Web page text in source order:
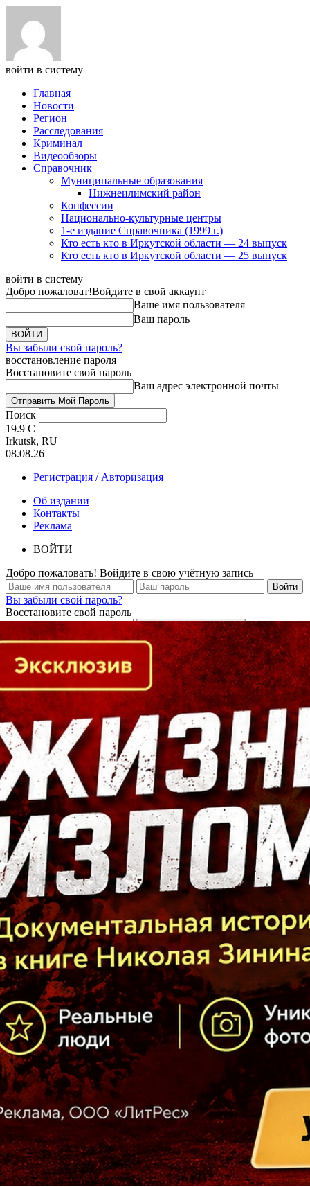
войти в систему
Главная
Новости
Регион
Расследования
Криминал
Видеообзоры
Справочник
Муниципальные образования
Нижнеилимский район
Конфессии
Национально-культурные центры
1-е издание Справочника (1999 г.)
Кто есть кто в Иркутской области — 24 выпуск
Кто есть кто в Иркутской области — 25 выпуск
войти в систему
Добро пожаловат!Войдите в свой аккаунт
Ваше имя пользователя
Ваш пароль
Вы забыли свой пароль?
восстановление пароля
Восстановите свой пароль
Ваш адрес электронной почты
Поиск
19.9 C
Irkutsk, RU
08.08.26
Регистрация / Авторизация
Об издании
Контакты
Реклама
ВОЙТИ
Добро пожаловать! Войдите в свою учётную запись
Вы забыли свой пароль?
Восстановите свой пароль
Кто есть кто в Байкальском регионе